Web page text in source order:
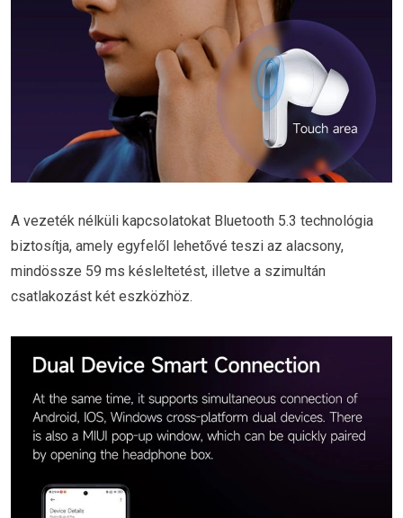
A vezeték nélküli kapcsolatokat Bluetooth 5.3 technológia
biztosítja, amely egyfelől lehetővé teszi az alacsony,
mindössze 59 ms késleltetést, illetve a szimultán
csatlakozást két eszközhöz.